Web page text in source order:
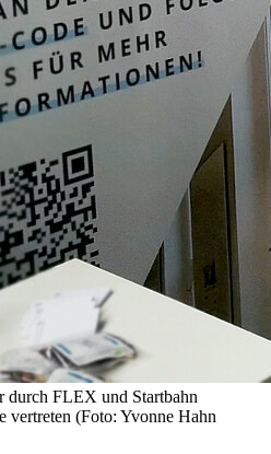
FLEX und Startbahn
vertreten (Foto: Yvonne Hahn